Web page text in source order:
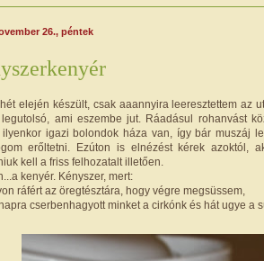
26., péntek
elején készült, csak aaannyira leeresztettem az
ami eszembe jut. Ráadásul rohanvást
igazi bolondok háza van, így bár muszáj
erőltetni. Ezúton is elnézést kérek azoktól,
kell a friss felhozatalt illetően.
kenyér. Kényszer, mert:
ráfért az öregtésztára, hogy végre megsüssem,
cserbenhagyott minket a cirkónk és hát ugye a